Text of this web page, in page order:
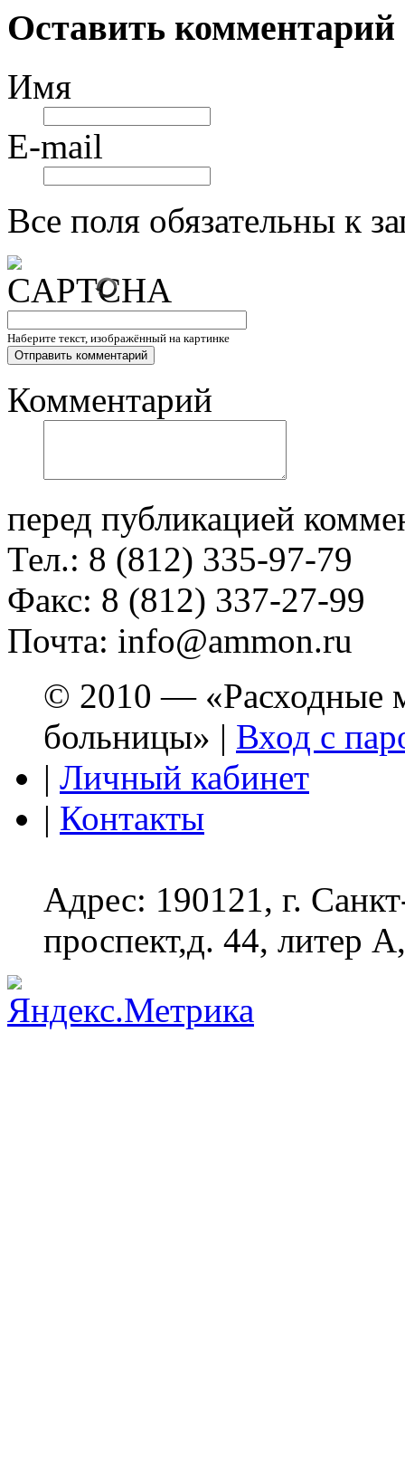
Оставить комментарий
Имя
E-mail
Все поля обязательны к
Наберите текст, изображённый на картинке
Комментарий
перед публикацией
Тел.: 8 (812) 335-97-79
Факс: 8 (812) 337-27-99
Почта: info@ammon.ru
© 2010 — «Расходные
больницы» | Вход с
| Личный кабинет
| Контакты
Адрес: 190121, г.
проспект,д. 44, литер